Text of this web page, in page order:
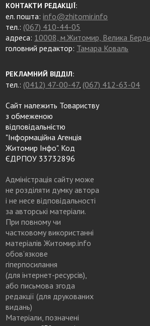
КОНТАКТИ РЕДАКЦІЇ:
ел. пошта:info@zhitomir.info
тел.: (067) 410-44-05
адреса: 10008, м.Житомир, Велика
головний редактор: Тамара Коваль
РЕКЛАМНИЙ ВІДДІЛ:
тел.: (0412) 47-00-47, (067) 412-63-04
Сайт належить Товариству
з обмеженою
відповідальністю
"Інформаційна Агенція
Житомир Інфо". Код
ЄДРПОУ 33732896
Адміністрація сайту може
не розділяти думку автора
і не несе відповідальності
за авторські матеріали.
При повному чи
частковому використанні
матеріалів Житомир.info
обов’язкове
гіперпосилання
(для інтернет-ресурсів),
або письмова згода
редакції (для друкованих
видань)
Матеріали, позначені